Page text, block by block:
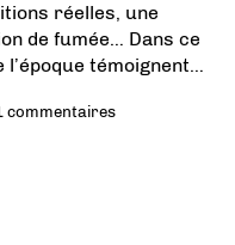
réelles, une
de fumée… Dans ce
témoignent…
commentaires